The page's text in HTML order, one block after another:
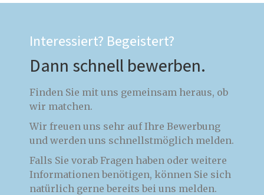
Interessiert? Begeistert?
Dann schnell bewerben.
Finden Sie mit uns gemeinsam heraus, ob
wir matchen.
Wir freuen uns sehr auf Ihre Bewerbung
und werden uns schnellstmöglich melden.
Falls Sie vorab Fragen haben oder weitere
Informationen benötigen, können Sie sich
natürlich gerne bereits bei uns melden.